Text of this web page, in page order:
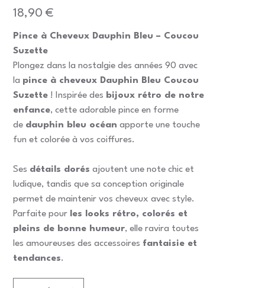
Prix
18,90 €
Pince à Cheveux Dauphin Bleu – Coucou
Suzette
Plongez dans la nostalgie des années 90 avec
la pince à cheveux Dauphin Bleu Coucou
Suzette ! Inspirée des bijoux rétro de notre
enfance, cette adorable pince en forme
de dauphin bleu océan apporte une touche
fun et colorée à vos coiffures.
Ses détails dorés ajoutent une note chic et
ludique, tandis que sa conception originale
permet de maintenir vos cheveux avec style.
Parfaite pour les looks rétro, colorés et
pleins de bonne humeur, elle ravira toutes
les amoureuses des accessoires fantaisie et
tendances.